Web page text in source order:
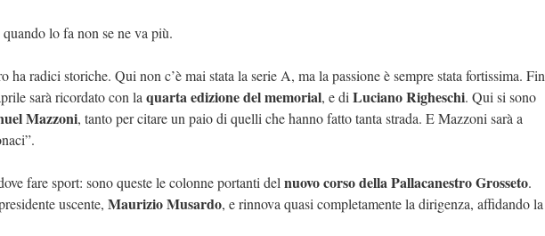
quando lo fa non se ne va più.
ha radici storiche. Qui non c’è mai stata la serie A, ma la passione è sempre stata fortissima. Fin
sarà ricordato con la quarta edizione del memorial, e di Luciano Righeschi. Qui si sono
Mazzoni, tanto per citare un paio di quelli che hanno fatto tanta strada. E Mazzoni sarà a
fare sport: sono queste le colonne portanti del nuovo corso della Pallacanestro Grosseto.
uscente, Maurizio Musardo, e rinnova quasi completamente la dirigenza, affidando la